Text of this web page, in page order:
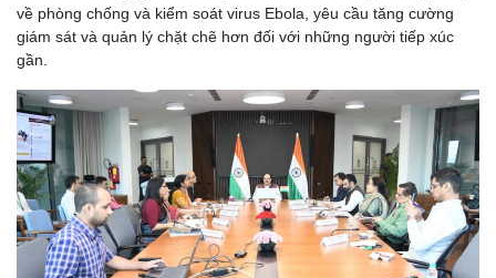
về phòng chống và kiểm soát virus Ebola, yêu cầu tăng cường
giám sát và quản lý chặt chẽ hơn đối với những người tiếp xúc
gần.